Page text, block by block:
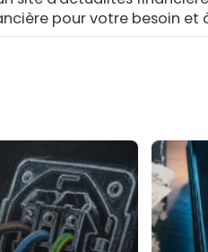
pour votre besoin et